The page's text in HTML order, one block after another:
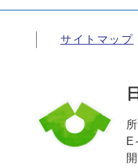
サイトマップ